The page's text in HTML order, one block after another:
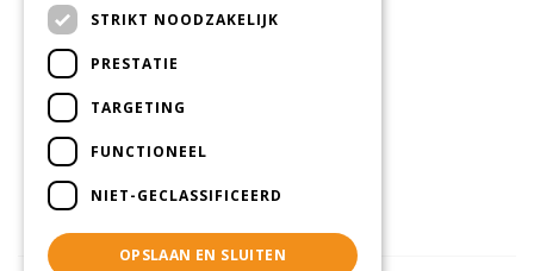
pinterest
STRIKT NOODZAKELIJK
PRESTATIE
TARGETING
FUNCTIONEEL
NIET-GECLASSIFICEERD
OPSLAAN EN SLUITEN